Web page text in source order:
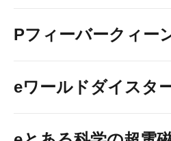
Pフィーバークィー
eワールドダイスタ